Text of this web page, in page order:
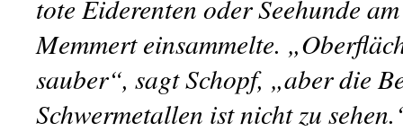
tote Eiderenten oder Seehunde
Memmert einsammelte.
sauber“, sagt Schopf, „aber die
Schwermetallen ist nicht zu